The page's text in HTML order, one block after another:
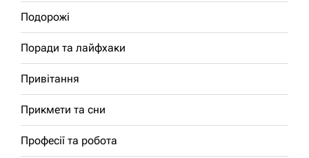
Подорожі
Поради та лайфхаки
Привітання
Прикмети та сни
Професії та робота